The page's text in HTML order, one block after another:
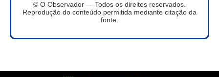
© O Observador — Todos os direitos reservados.
Reprodução do conteúdo permitida mediante citação da
fonte.